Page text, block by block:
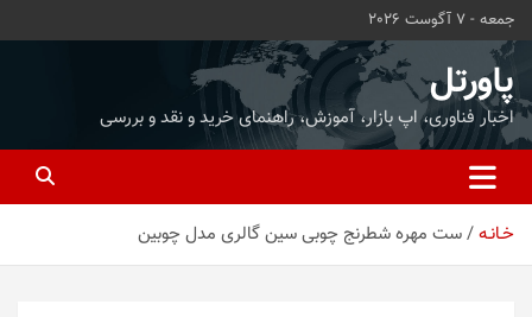
محتوا
بروید
جمعه - 7 آگوست 2026
پاورتل
اخبار فناوری، اپ بازار، آموزش، راهنمای خرید و نقد و بررسی
خـانـه ست مهره شطرنج چوبی سین گالری مدل چوبین